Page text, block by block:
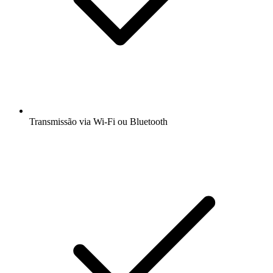
Transmissão via Wi-Fi ou Bluetooth